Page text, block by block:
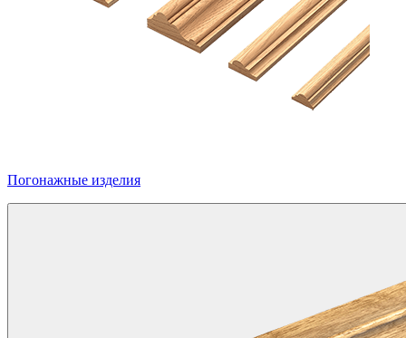
Погонажные изделия